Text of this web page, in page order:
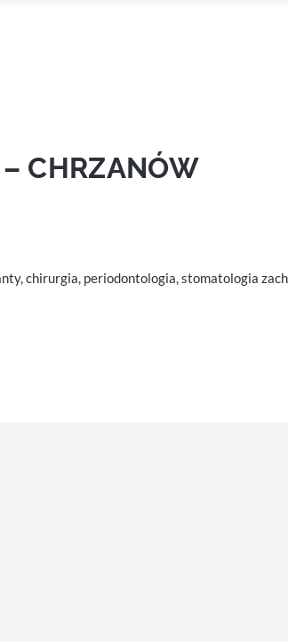
– CHRZANÓW
chirurgia, periodontologia, stomatologia